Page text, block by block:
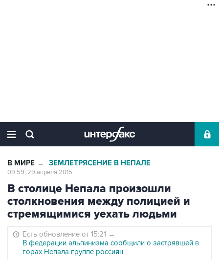
В МИРЕ → ЗЕМЛЕТРЯСЕНИЕ В НЕПАЛЕ
09:59, 29 апреля 2015
В столице Непала произошли
столкновения между полицией и
стремящимися уехать людьми
Есть обновление от 15:21 →
В федерации альпинизма сообщили о застрявшей в
горах Непала группе россиян